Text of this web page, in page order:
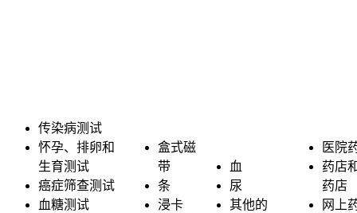
传染病测试
怀孕、排卵和
生育测试
癌症筛查测试
血糖测试
盒式磁
带
条
浸卡
血
尿
其他的
医院
药店
药店
网上